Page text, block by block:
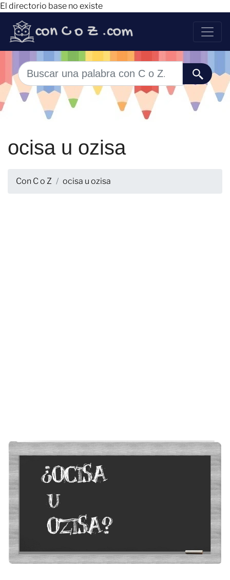
El directorio base no existe
ocisa u ozisa
Con C o Z ocisa u ozisa